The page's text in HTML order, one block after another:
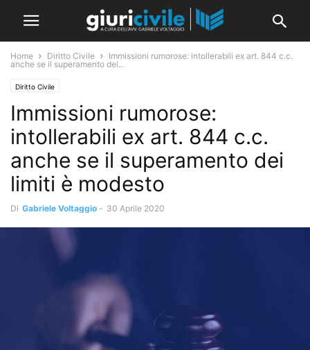
Home Diritto Civile
Immissioni rumorose: intollerabili ex art. 844 c.c.
anche se il superamento dei...
Diritto Civile
Immissioni rumorose:
intollerabili ex art. 844 c.c.
anche se il superamento dei
limiti è modesto
Di Gabriele Voltaggio - 30 Aprile 2020